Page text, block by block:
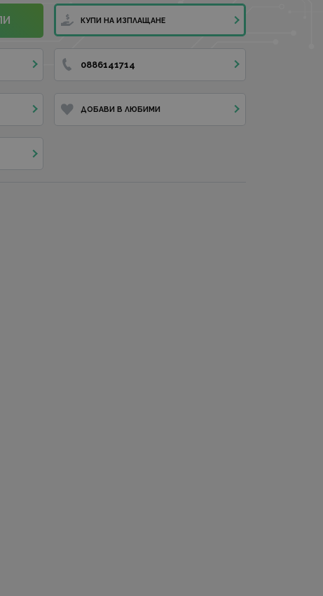
КУПИ НА ИЗПЛАЩАНЕ
0886141714
ДОБАВИ В ЛЮБИМИ